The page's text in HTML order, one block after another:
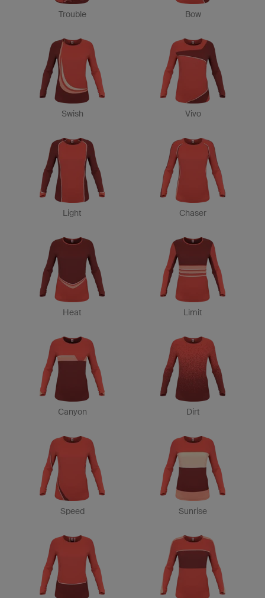
Trouble Bow
Swish Vivo
Light Chaser
Heat Limit
Canyon Dirt
Speed Sunrise